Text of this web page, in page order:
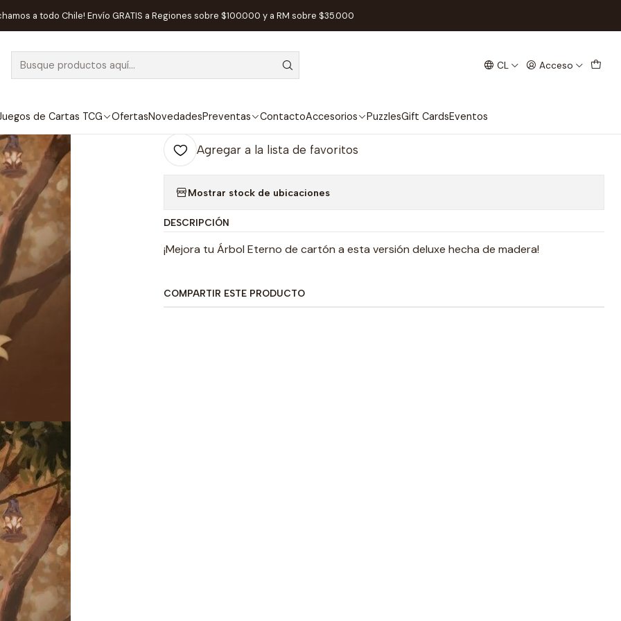
CL Acceso
de Cartas TCG OfertasNovedadesPreventas ContactoAccesorios PuzzlesGift CardsEventos
a todo Chile! Envío GRATIS a Regiones sobre $100.000 y a RM sobre $35.000
Preventas Maldito Games Everdell: Árbol Eterno De Madera
Everdell: Árbol Eterno De Madera
Cantidad
Agregar al Carro
Agregar a la lista de favoritos
Mostrar stock de ubicaciones
DESCRIPCIÓN
¡Mejora tu Árbol Eterno de cartón a esta versión deluxe hecha de madera!
COMPARTIR ESTE PRODUCTO